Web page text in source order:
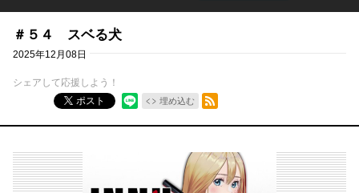
＃５４ スベる犬
2025年12月08日
シェアして応援しよう！
ポスト
埋め込む
RSSフィード